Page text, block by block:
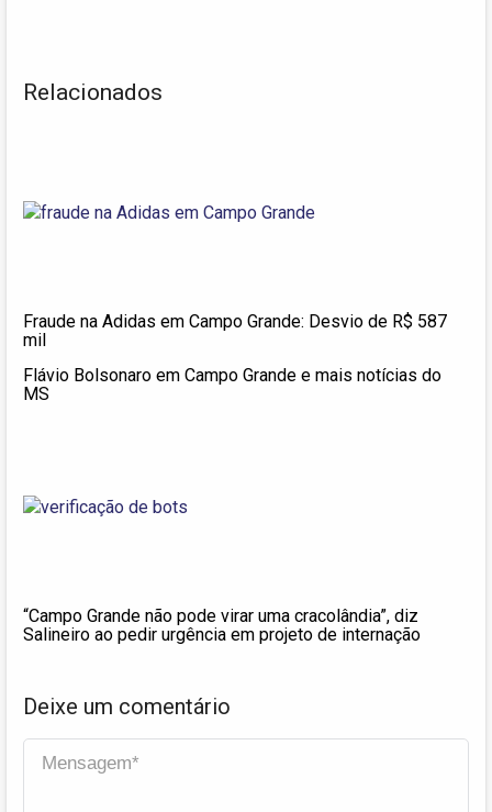
Relacionados
Fraude na Adidas em Campo Grande: Desvio de R$ 587
mil
Flávio Bolsonaro em Campo Grande e mais notícias do
MS
“Campo Grande não pode virar uma cracolândia”, diz
Salineiro ao pedir urgência em projeto de internação
Deixe um comentário